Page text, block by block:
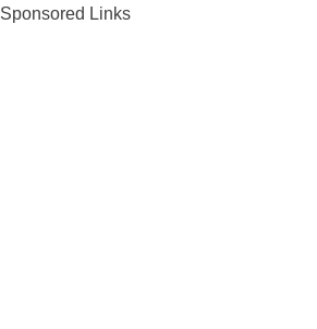
Sponsored Links